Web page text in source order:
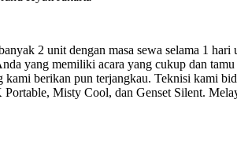
2 unit dengan masa sewa selama 1
yang memiliki acara yang cukup dan
berikan pun terjangkau. Teknisi kami
Misty Cool, dan Genset Silent.